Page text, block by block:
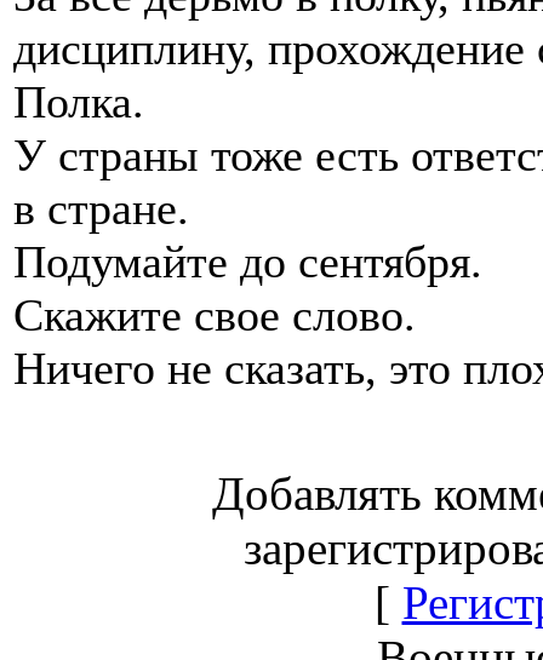
дисциплину, прохождение
Полка.
У страны тоже есть
в стране.
Подумайте до сентября.
Скажите свое слово.
Ничего не сказать, это
Добавлять
[